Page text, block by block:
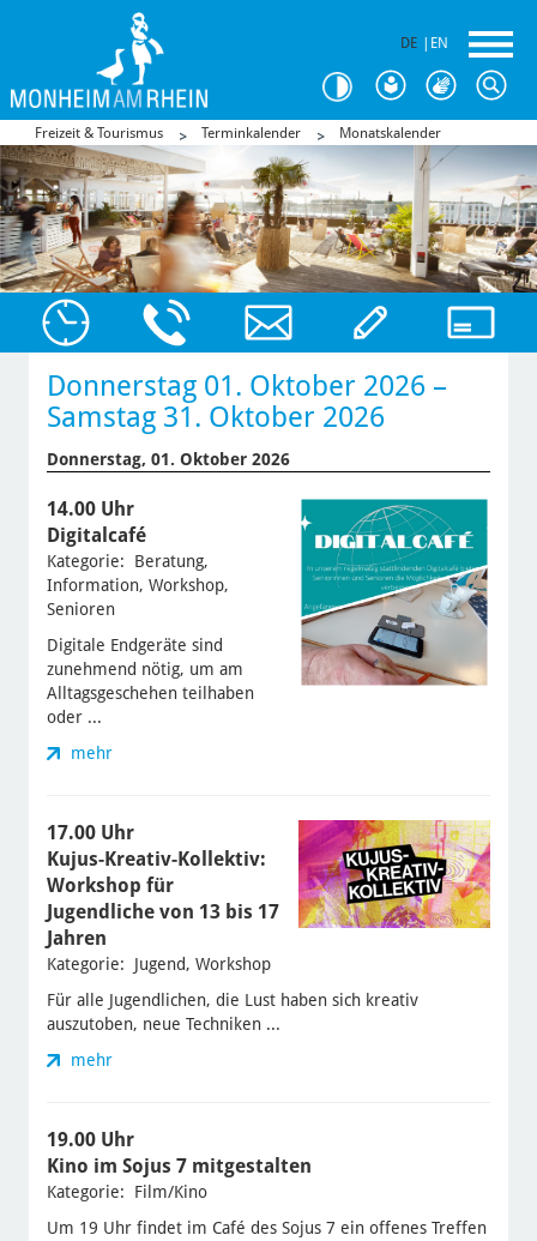
DE EN
Freizeit & Tourismus Terminkalender Monatskalender
Donnerstag 01. Oktober 2026 –
Samstag 31. Oktober 2026
Donnerstag, 01. Oktober 2026
14.00 Uhr
Digitalcafé
Kategorie: Beratung,
Information, Workshop,
Senioren
Digitale Endgeräte sind
zunehmend nötig, um am
Alltagsgeschehen teilhaben
oder ...
mehr
17.00 Uhr
Kujus-Kreativ-Kollektiv:
Workshop für
Jugendliche von 13 bis 17
Jahren
Kategorie: Jugend, Workshop
Für alle Jugendlichen, die Lust haben sich kreativ
auszutoben, neue Techniken ...
mehr
19.00 Uhr
Kino im Sojus 7 mitgestalten
Kategorie: Film/Kino
Um 19 Uhr findet im Café des Sojus 7 ein offenes Treffen